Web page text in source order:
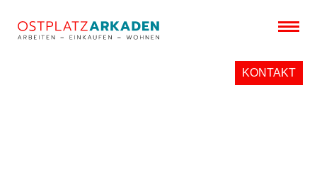
KONTAKT